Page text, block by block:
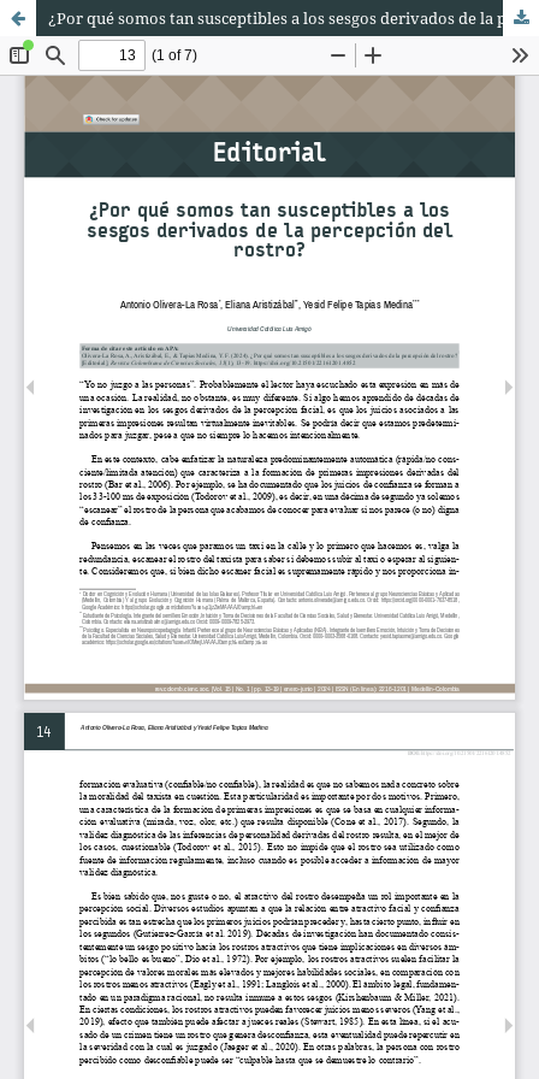
¿Por qué somos tan susceptibles a los sesgos derivados de la percepción del rostro?